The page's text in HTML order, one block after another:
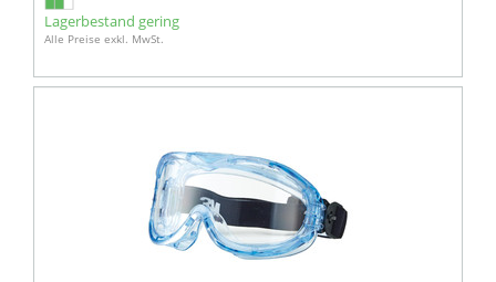
Lagerbestand gering
Alle Preise exkl. MwSt.